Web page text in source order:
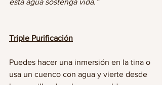
Triple Purificación
Puedes hacer una inmersión en la tina o
usa un cuenco con agua y vierte desde